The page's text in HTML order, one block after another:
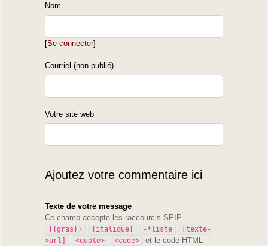
Nom
[Se connecter]
Courriel (non publié)
Votre site web
Ajoutez votre commentaire ici
Texte de votre message
Ce champ accepte les raccourcis SPIP
{{gras}} {italique} -*liste
[texte-
>url]
<quote> <code> et le code HTML